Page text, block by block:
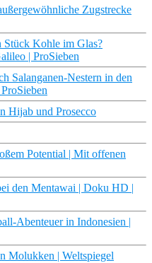
Zugstrecke
Stück Kohle im Glas?
| ProSieben
Salanganen-Nestern in den
Hijab und Prosecco
Potential | Mit offenen
den Mentawai | Doku HD |
Abenteuer in Indonesien |
Molukken | Weltspiegel